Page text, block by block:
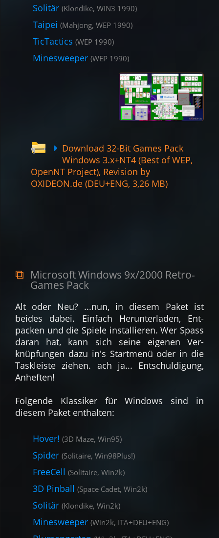
Solitär (Klondike, WIN3 1990)
Taipei (Mahjong, WEP 1990)
TicTactics (WEP 1990)
Minesweeper (WEP 1990)
Download 32-Bit Games Pack
Windows 3.x+NT4 (Best of WEP,
OpenNT Project), Revi­sion by
OXIDEON.de (DEU+ENG, 3,26 MB)
Microsoft Windows 9x/2000 Retro-
Games Pack
Alt oder Neu? ...nun, in diesem Paket ist
beides dabei. Ein­fach Herun­ter­laden, Ent­
packen und die Spiele instal­lieren. Wer Spass
daran hat, kann sich seine eigenen Ver­
knüpfungen dazu in's Start­menü oder in die
Task­leiste ziehen. ach ja... Entschuldigung,
Anheften!
Fol­gende Klas­siker für Windows sind in
diesem Paket ent­halten:
Hover! (3D Maze, Win95)
Spider (Solitaire, Win98Plus!)
FreeCell (Solitaire, Win2k)
3D Pinball (Space Cadet, Win2k)
Solitär (Klondike, Win2k)
Minesweeper (Win2k, ITA+DEU+ENG)